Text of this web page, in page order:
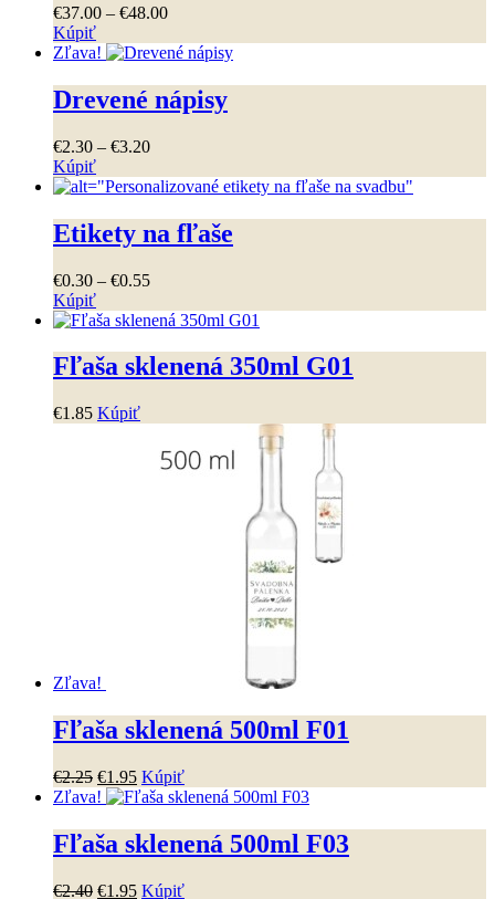
Možnosti
si
môžete
na
stránke
produktu.
€37.00 – €48.00Price
€37.00
€48.00
Kúpiť
Tento
má
viacero
Možnosti
si
môžete
na
stránke
produktu.
Zľava!
Drevené nápisy
€2.30 – €3.20Price
€2.30
€3.20
Kúpiť
Tento
má
viacero
Možnosti
si
môžete
na
stránke
produktu.
Etikety na fľaše
€0.30 – €0.55Price
€0.30
€0.55
Kúpiť
Tento
má
viacero
Možnosti
Fľaša sklenená 350ml G01
€1 .85 Kúpiť
Zľava!
Fľaša sklenená 500ml F01
€2.25 Pôvodná
cena
€2.25.
€1 .95Aktuálna
cena
€1.95.
Kúpiť
Zľava!
Fľaša sklenená 500ml F03
€2.40 Pôvodná
€1 .95Aktuálna
Kúpiť